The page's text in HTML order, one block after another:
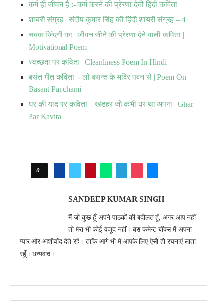
कर्म ही जीवन है :- कर्म करने की प्रेरणा देती हिंदी कविता
शायरी संग्रह | संदीप कुमार सिंह की हिंदी शायरी संग्रह – 4
सबक जिंदगी का | जीवन जीने की प्रेरणा देने वाली कविता |
Motivational Poem
स्वच्छता पर कविता | Cleanliness Poem In Hindi
बसंत गीत कविता :- लो बसन्त के मदिर पवन से | Poem On
Basant Panchami
घर की याद पर कविता – खंडहर जो कभी घर था अपना | Ghar
Par Kavita
0
SANDEEP KUMAR SINGH
मैं जो कुछ हूँ अपने पाठकों की बदौलत हूँ, अगर आप नहीं
तो मेरा भी कोई वजूद नहीं। बस कमेन्ट बॉक्स में अपना
प्यार और आशीर्वाद देते रहें। ताकि आगे भी मैं आपके लिए ऐसी ही रचनाएं लाता
रहूँ। धन्यवाद।